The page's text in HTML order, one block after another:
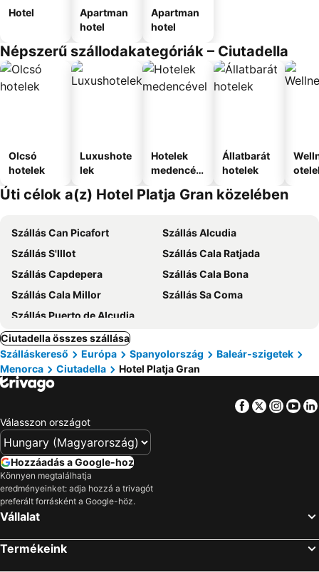
Hotel
Apartman
hotel
Apartman
hotel
Népszerű szállodakategóriák – Ciutadella
Olcsó
hotelek
Luxushote
lek
Hotelek
medencév
Állatbarát
hotelek
Úti célok a(z) Hotel Platja Gran közelében
Szállás Can Picafort
Szállás Alcudia
Szállás S'Illot
Szállás Cala Ratjada
Szállás Capdepera
Szállás Cala Bona
Szállás Cala Millor
Szállás Sa Coma
Szállás Puerto de Alcudia
Ciutadella összes szállása
Szálláskereső
Európa Spanyolország
Baleár-szigetek
Menorca
Ciutadella Hotel Platja Gran
Facebook
Twitter
Válasszon országot
Hozzáadás a Google-hoz
Könnyen megtalálhatja
eredményeinket: adja hozzá a trivagót
preferált forrásként a Google-höz.
Vállalat
Termékeink